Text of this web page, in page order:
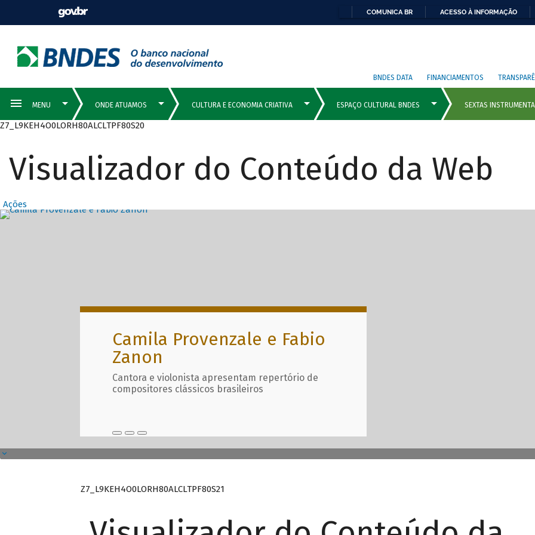
COMUNICA BR ACESSO À INFORMAÇÃO
BNDES DATA FINANCIAMENTOS
Z7_L9KEH4O0LORH80ALCLTPF80S20
Visualizador do Conteúdo da Web
Ações
Destaques Principais com
Camila Provenzale e Fabio
Zanon
Cantora e violonista apresentam repertório de
compositores clássicos brasileiros
Z7_L9KEH4O0LORH80ALCLTPF80S21